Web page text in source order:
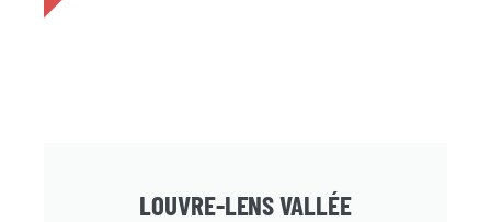
LOUVRE-LENS VALLÉE